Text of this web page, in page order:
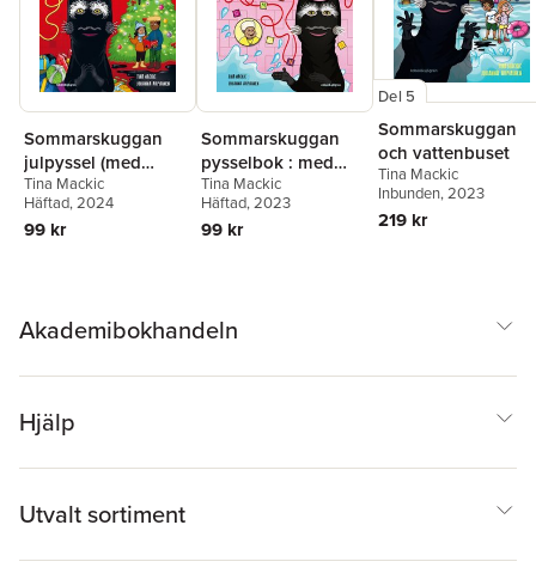
Sommarskuggan
julpyssel (med
klistermärken)
Tina Mackic
Häftad, 2024
99 kr
Sommarskuggan
pysselbok : med
klistermärken
Tina Mackic
Häftad, 2023
99 kr
Del 5
Sommarskuggan
och vattenbuset
Tina Mackic
Inbunden, 2023
219 kr
Akademibokhandeln
Hjälp
Utvalt sortiment